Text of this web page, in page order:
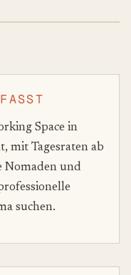
Space in
mit Tagesraten ab
Nomaden und
suchen.